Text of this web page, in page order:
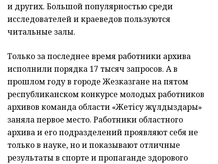
и других. Большой популярностью среди
исследователей и краеведов пользуются
читальные залы.
Только за последнее время работники архива
исполнили порядка 17 тысяч запросов. А в
прошлом году в городе Жезказгане на пятом
республиканском конкурсе молодых работников
архивов команда области «Жетісу жұлдыздары»
заняла первое место. Работники областного
архива и его подразделений проявляют себя не
только в науке, но и показывают отличные
результаты в спорте и пропаганде здорового